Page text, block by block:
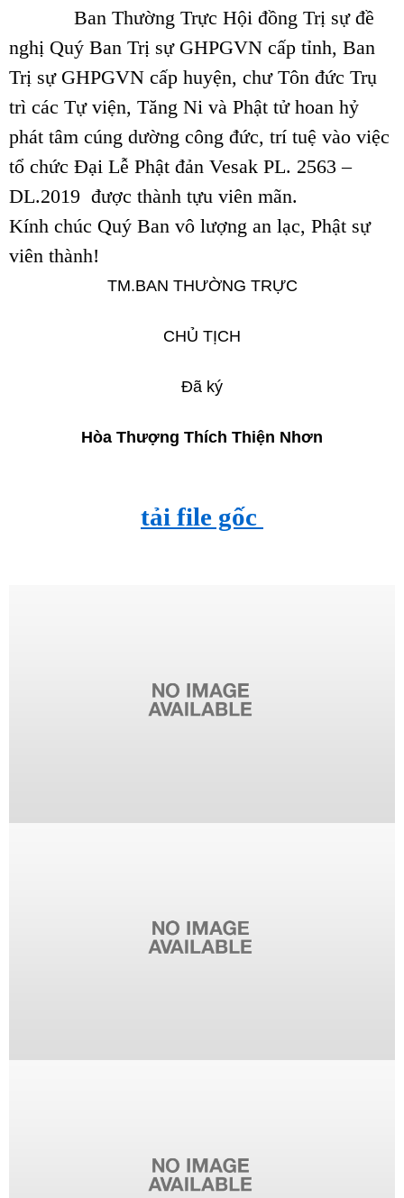
Ban Thường Trực Hội đồng Trị sự đề
nghị Quý Ban Trị sự GHPGVN cấp tỉnh, Ban
Trị sự GHPGVN cấp huyện, chư Tôn đức Trụ
trì các Tự viện, Tăng Ni và Phật tử hoan hỷ
phát tâm cúng dường công đức, trí tuệ vào việc
tổ chức Đại Lễ Phật đản Vesak PL. 2563 –
DL.2019 được thành tựu viên mãn.
Kính chúc Quý Ban vô lượng an lạc, Phật sự
viên thành!
TM.BAN THƯỜNG TRỰC
CHỦ TỊCH
Đã ký
Hòa Thượng Thích Thiện Nhơn
tải file gốc